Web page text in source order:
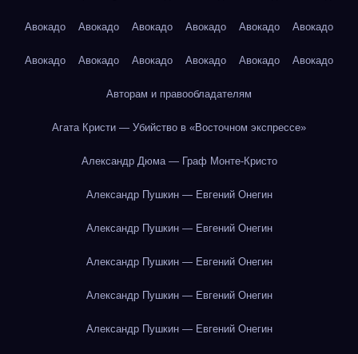
Авокадо Авокадо Авокадо Авокадо Авокадо Авокадо
Авокадо Авокадо Авокадо Авокадо Авокадо Авокадо
Авторам и правообладателям
Агата Кристи — Убийство в «Восточном экспрессе»
Александр Дюма — Граф Монте-Кристо
Александр Пушкин — Евгений Онегин
Александр Пушкин — Евгений Онегин
Александр Пушкин — Евгений Онегин
Александр Пушкин — Евгений Онегин
Александр Пушкин — Евгений Онегин